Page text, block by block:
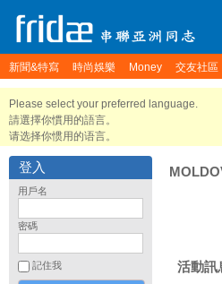
新聞&特寫 時尚娛樂 Money 交友社區
Please select your preferred language.
請選擇你慣用的語言。
请选择你惯用的语言。
登入
用戶名
密碼
記住我 活動訊